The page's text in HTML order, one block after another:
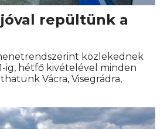
repültünk a
közlekednek
ig, hétfő kivételével minden
Vácra, Visegrádra,